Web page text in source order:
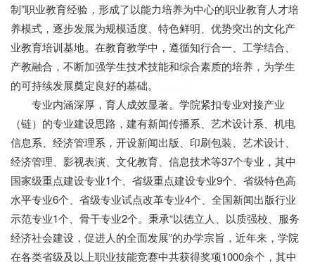
制”职业教育经验，形成了以能力培养为中心的职业教育人才培
养模式，逐步发展为规模适度、特色鲜明、优势突出的文化产
业教育培训基地。在教育教学中，遵循知行合一、工学结合、
产教融合，不断加强学生技术技能和综合素质的培养，为学生
的可持续发展奠定良好的基础。
专业内涵深厚，育人成效显著。学院紧扣专业对接产业
（链）的专业建设思路，建有新闻传播系、艺术设计系、机电
信息系、经济管理系，开设新闻出版、印刷包装、艺术设计、
经济管理、影视表演、文化教育、信息技术等37个专业，其中
国家级重点建设专业1个、省级重点建设专业9个、省级特色高
水平专业6个、省级专业试点改革专业4个、全国新闻出版行业
示范专业1个、骨干专业2个。秉承“以德立人、以质强校、服务
经济社会建设，促进人的全面发展”的办学宗旨，近年来，学院
在各类省级及以上职业技能竞赛中共获得奖项1000余个，其中